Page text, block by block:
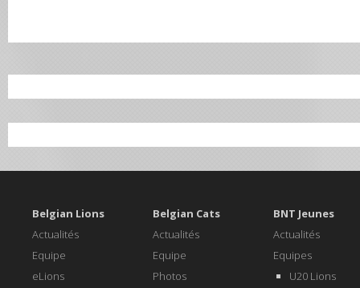
Belgian Lions
Actualités
Equipe
eLions
Belgian Cats
Actualités
Equipe
Photos
BNT Jeunes
Actualités
Equipes
U20 Lions